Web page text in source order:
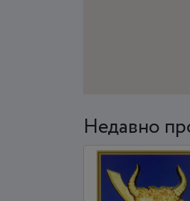
Недавно